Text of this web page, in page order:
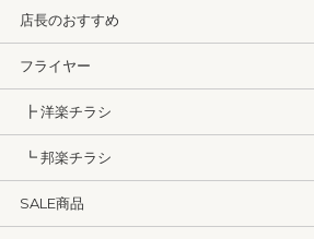
店長のおすすめ
フライヤー
┣ 洋楽チラシ
┗ 邦楽チラシ
SALE商品